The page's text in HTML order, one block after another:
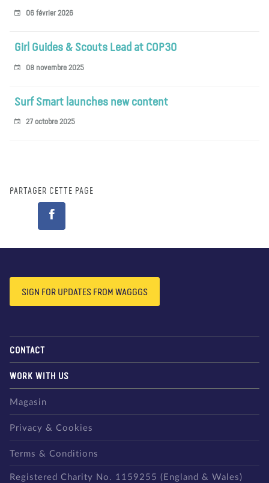
06 février 2026
Girl Guides & Scouts Lead at COP30
08 novembre 2025
Surf Smart launches new content
27 octobre 2025
PARTAGER CETTE PAGE
SIGN FOR UPDATES FROM WAGGGS
CONTACT
WORK WITH US
Magasin
Privacy & Cookies
Terms & Conditions
Registered Charity No. 1159255 (England & Wales)